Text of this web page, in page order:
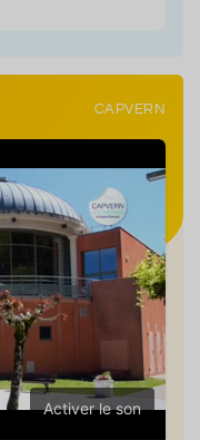
CAPVERN
Activer le son